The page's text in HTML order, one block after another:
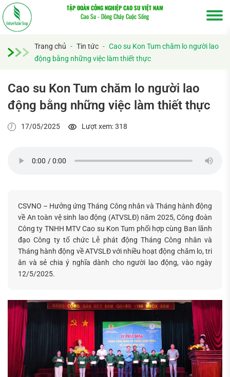
TẬP ĐOÀN CÔNG NGHIỆP CAO SU VIỆT NAM
Cao Su - Dòng Chảy Cuộc Sống
Trang chủ - Tin tức - Cao su Kon Tum chăm lo người lao
động bằng những việc làm thiết thực
Cao su Kon Tum chăm lo người lao
động bằng những việc làm thiết thực
17/05/2025 Lượt xem: 318
CSVNO – Hưởng ứng Tháng Công nhân và Tháng hành động
về An toàn vệ sinh lao động (ATVSLĐ) năm 2025, Công đoàn
Công ty TNHH MTV Cao su Kon Tum phối hợp cùng Ban lãnh
đạo Công ty tổ chức Lễ phát động Tháng Công nhân và
Tháng hành động về ATVSLĐ với nhiều hoạt động chăm lo, tri
ân và sẻ chia ý nghĩa dành cho người lao động, vào ngày
12/5/2025.